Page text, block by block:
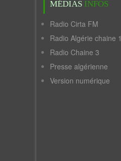
MÉDIAS INFOS
Radio Cirta FM
Radio Algérie chaine 1
Radio Chaine 3
Presse algérienne
Version numérique